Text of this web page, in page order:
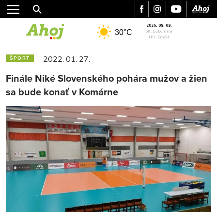
30°C
2026. 08. 09.
SK: Ľubomíra
HU: Emőd
ŠPORT 2022. 01. 27.
Finále Niké Slovenského pohára mužov a žien
sa bude konať v Komárne